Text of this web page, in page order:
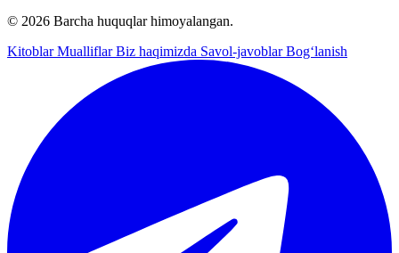
© 2026 Barcha huquqlar himoyalangan.
KitoblarMualliflarBiz haqimizda Savol-javoblarBog‘lanish